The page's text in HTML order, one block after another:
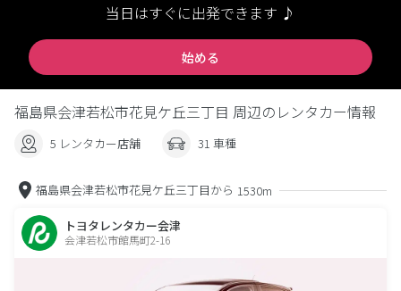
当日はすぐに出発できます ♪
始める
福島県会津若松市花見ケ丘三丁目 周辺のレンタカー情報
5 レンタカー店舗 31 車種
福島県会津若松市花見ケ丘三丁目から 1530m
トヨタレンタカー会津
会津若松市館馬町2-16